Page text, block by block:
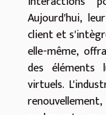
Aujourd'hui,
client et
elle-même,
des éléments
virtuels.